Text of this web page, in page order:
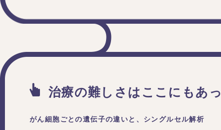
治療の難しさはここにもあ
がん細胞ごとの遺伝子の違いと、シングルセル解析